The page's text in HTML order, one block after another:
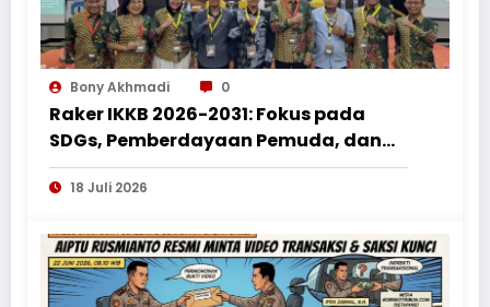
Bony Akhmadi 0
Raker IKKB 2026-2031: Fokus pada
SDGs, Pemberdayaan Pemuda, dan
Penguatan Bantuan Hukum bagi
Perantau Kalbar
18 Juli 2026